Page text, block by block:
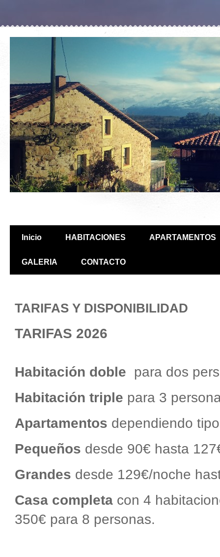
Inicio HABITACIONES APARTAMENTOS
GALERIA CONTACTO
TARIFAS Y DISPONIBILIDAD
TARIFAS 2026
Habitación doble para dos
Habitación triple para 3
Apartamentos dependiendo
Pequeños desde 90€ hasta
Grandes desde 129€/noche
Casa completa con 4
350€ para 8 personas.